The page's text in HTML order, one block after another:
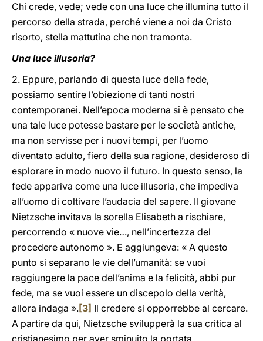
Chi crede, vede; vede con una luce che illumina tutto il
percorso della strada, perché viene a noi da Cristo
risorto, stella mattutina che non tramonta.
Una luce illusoria?
2. Eppure, parlando di questa luce della fede,
possiamo sentire l’obiezione di tanti nostri
contemporanei. Nell’epoca moderna si è pensato che
una tale luce potesse bastare per le società antiche,
ma non servisse per i nuovi tempi, per l’uomo
diventato adulto, fiero della sua ragione, desideroso di
esplorare in modo nuovo il futuro. In questo senso, la
fede appariva come una luce illusoria, che impediva
all’uomo di coltivare l’audacia del sapere. Il giovane
Nietzsche invitava la sorella Elisabeth a rischiare,
percorrendo « nuove vie…, nell’incertezza del
procedere autonomo ». E aggiungeva: « A questo
punto si separano le vie dell’umanità: se vuoi
raggiungere la pace dell’anima e la felicità, abbi pur
fede, ma se vuoi essere un discepolo della verità,
allora indaga ».[3] Il credere si opporrebbe al cercare.
A partire da qui, Nietzsche svilupperà la sua critica al
cristianesimo per aver sminuito la portata